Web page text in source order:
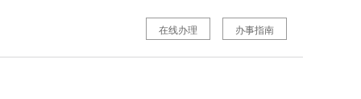
办事指南
在线办理